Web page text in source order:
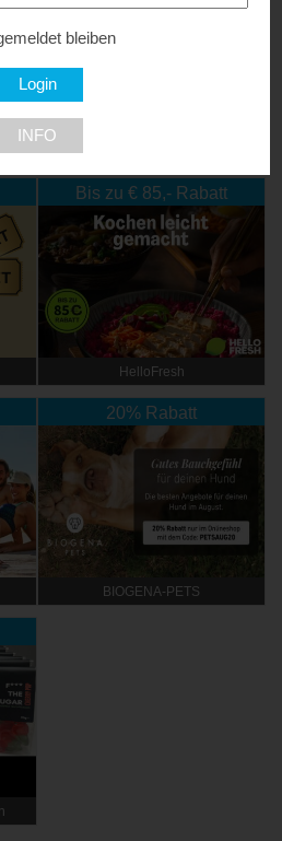
Bis zu € 85,- Rabatt
HelloFresh
20% Rabatt
BIOGENA-PETS
bleiben
INFO